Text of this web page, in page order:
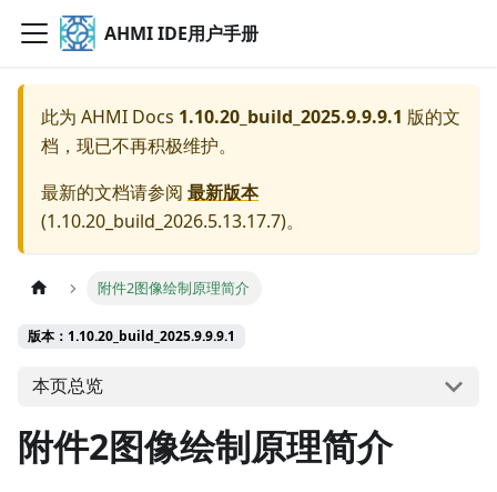
AHMI IDE用户手册
此为 AHMI Docs 1.10.20_build_2025.9.9.9.1 版的文
档，现已不再积极维护。
最新的文档请参阅 最新版本
(1.10.20_build_2026.5.13.17.7)。
附件2图像绘制原理简介
版本：1.10.20_build_2025.9.9.9.1
本页总览
附件2图像绘制原理简介